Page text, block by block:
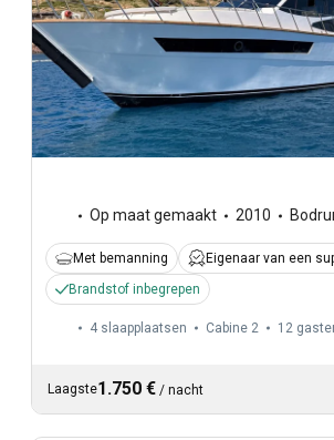
Op maat gemaakt 2010
Met bemanning
Eigenaar van een
Brandstof inbegrepen
4 slaapplaatsen Cabine 2 12
Laagste1.750 € / nacht